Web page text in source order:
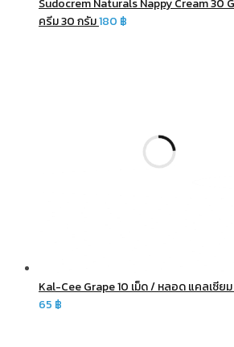
Sudocrem Naturals Nappy Cream 30
ครีม 30 กรัม180 ฿
Kal-Cee Grape 10 เม็ด / หลอด แคลเซีย
65 ฿